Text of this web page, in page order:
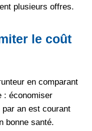
plusieurs offres.
le coût
en comparant
: économiser
par an est courant
bonne santé.